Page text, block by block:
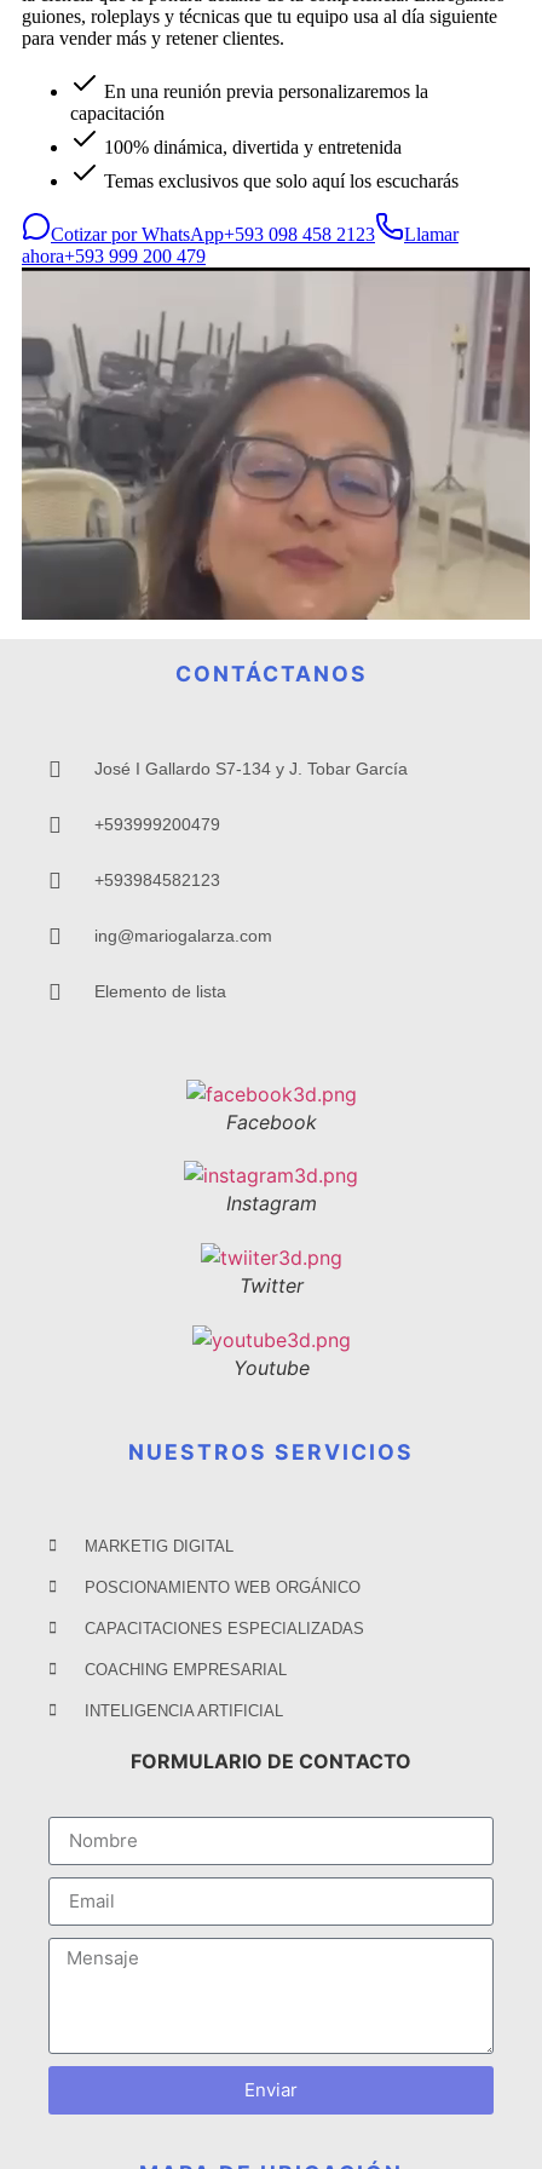
CONTÁCTANOS
José I Gallardo S7-134 y J. Tobar García
+593999200479
+593984582123
ing@mariogalarza.com
Elemento de lista
Facebook
Instagram
Twitter
Youtube
NUESTROS SERVICIOS
MARKETIG DIGITAL
POSCIONAMIENTO WEB ORGÁNICO
CAPACITACIONES ESPECIALIZADAS
COACHING EMPRESARIAL
INTELIGENCIA ARTIFICIAL
FORMULARIO DE CONTACTO
Enviar